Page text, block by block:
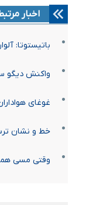
اخبار
باتیستوتا:
واکنش دیگو
غوغای
خط و نشان
وقتی مسی